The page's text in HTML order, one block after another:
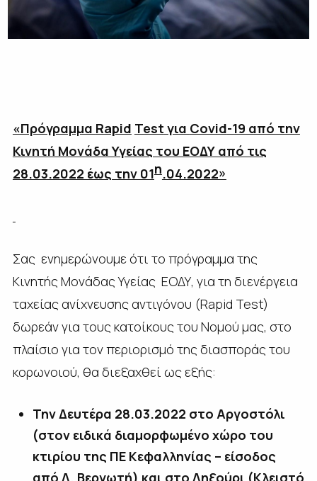
«Πρόγραμμα Rapid Test για Covid-19 από την
Κινητή Μονάδα Υγείας του ΕΟΔΥ από τις
28.03.2022 έως την 01η.04.2022»
Σας ενημερώνουμε ότι το πρόγραμμα της
Kινητής Μονάδας Υγείας ΕΟΔΥ, για τη διενέργεια
ταχείας ανίχνευσης αντιγόνου (Rapid Test)
δωρεάν για τους κατοίκους του Νομού μας, στο
πλαίσιο για τον περιορισμό της διασποράς του
κορωνοιού, θα διεξαχθεί ως εξής:
Την Δευτέρα 28.03.2022 στο Αργοστόλι
(στον ειδικά διαμορφωμένο χώρο του
κτιρίου της ΠΕ Κεφαλληνίας – είσοδος
από Λ. Βεργωτή) και στο Ληξούρι (Κλειστό